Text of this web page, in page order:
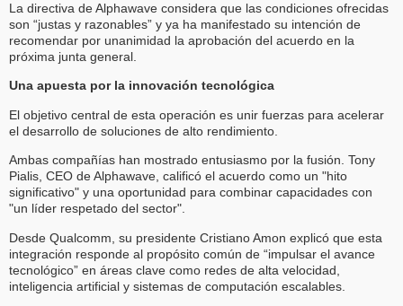
La directiva de Alphawave considera que las condiciones ofrecidas
son “justas y razonables” y ya ha manifestado su intención de
recomendar por unanimidad la aprobación del acuerdo en la
próxima junta general.
Una apuesta por la innovación tecnológica
El objetivo central de esta operación es unir fuerzas para acelerar
el desarrollo de soluciones de alto rendimiento.
Ambas compañías han mostrado entusiasmo por la fusión. Tony
Pialis, CEO de Alphawave, calificó el acuerdo como un "hito
significativo" y una oportunidad para combinar capacidades con
"un líder respetado del sector".
Desde Qualcomm, su presidente Cristiano Amon explicó que esta
integración responde al propósito común de “impulsar el avance
tecnológico” en áreas clave como redes de alta velocidad,
inteligencia artificial y sistemas de computación escalables.